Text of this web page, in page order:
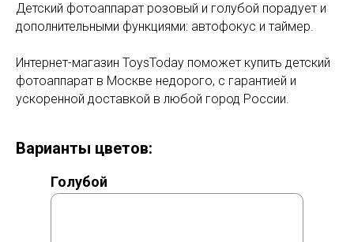
Детский фотоаппарат розовый и голубой порадует и
дополнительными функциями: автофокус и таймер.
Интернет-магазин ToysToday поможет купить детский
фотоаппарат в Москве недорого, с гарантией и
ускоренной доставкой в любой город России.
Варианты цветов:
Голубой